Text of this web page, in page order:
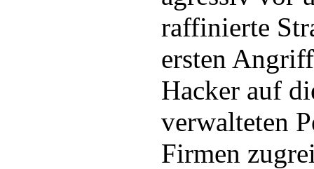
raffinierte
ersten
Hacker auf
verwalteten
Firmen